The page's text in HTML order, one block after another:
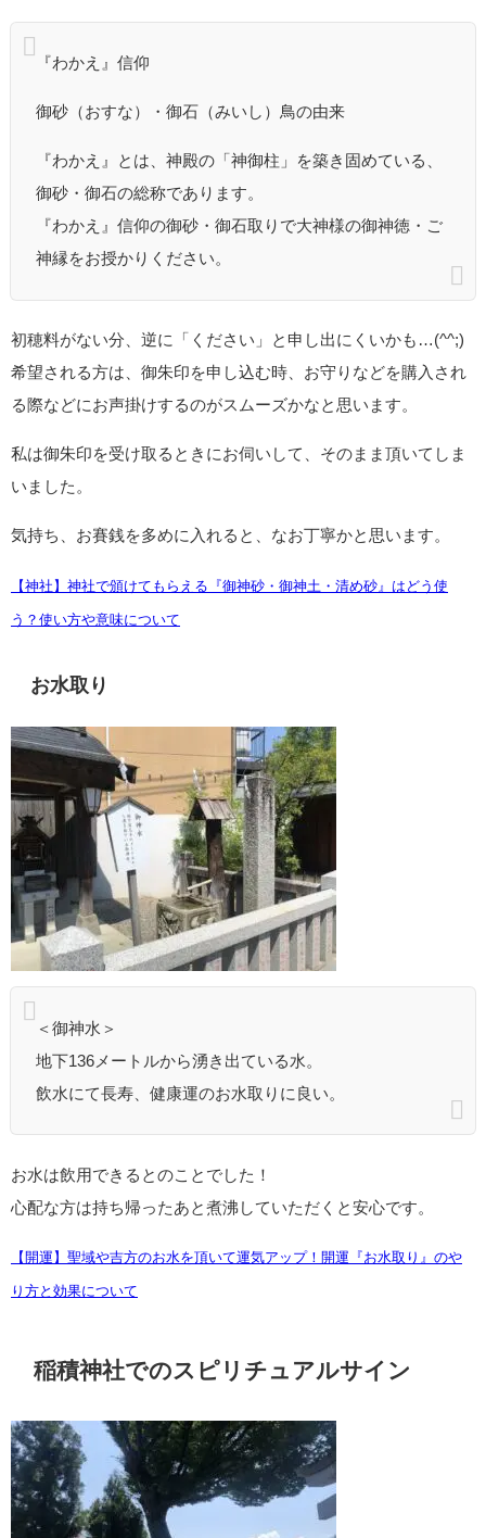
『わかえ』信仰
御砂（おすな）・御石（みいし）鳥の由来
『わかえ』とは、神殿の「神御柱」を築き固めている、
御砂・御石の総称であります。
『わかえ』信仰の御砂・御石取りで大神様の御神徳・ご
神縁をお授かりください。
初穂料がない分、逆に「ください」と申し出にくいかも…(^^;)
希望される方は、御朱印を申し込む時、お守りなどを購入され
る際などにお声掛けするのがスムーズかなと思います。
私は御朱印を受け取るときにお伺いして、そのまま頂いてしま
いました。
気持ち、お賽銭を多めに入れると、なお丁寧かと思います。
【神社】神社で頒けてもらえる『御神砂・御神土・清め砂』はどう使
う？使い方や意味について
お水取り
＜御神水＞
地下136メートルから湧き出ている水。
飲水にて長寿、健康運のお水取りに良い。
お水は飲用できるとのことでした！
心配な方は持ち帰ったあと煮沸していただくと安心です。
【開運】聖域や吉方のお水を頂いて運気アップ！開運『お水取り』のや
り方と効果について
稲積神社でのスピリチュアルサイン